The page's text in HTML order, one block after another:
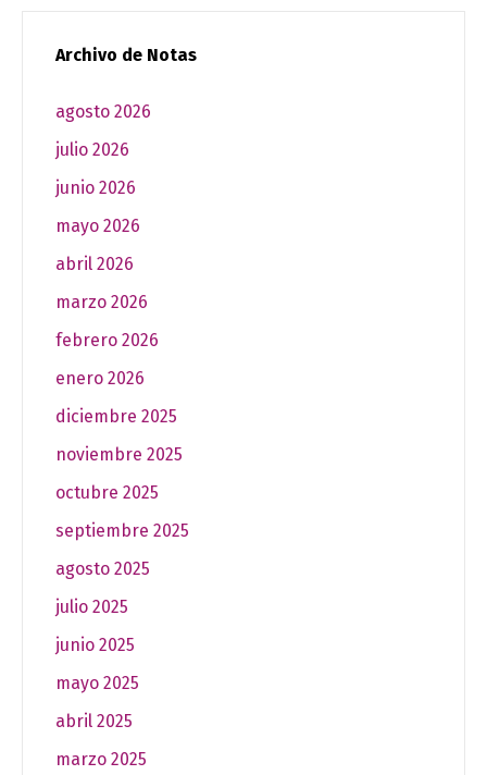
Archivo de Notas
agosto 2026
julio 2026
junio 2026
mayo 2026
abril 2026
marzo 2026
febrero 2026
enero 2026
diciembre 2025
noviembre 2025
octubre 2025
septiembre 2025
agosto 2025
julio 2025
junio 2025
mayo 2025
abril 2025
marzo 2025